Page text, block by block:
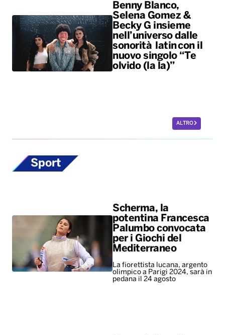
Benny Blanco,
Selena Gomez &
Becky G insieme
nell’universo dalle
sonorità latin con il
nuovo singolo “Te
olvido (la la)”
ALTRO
Sport
Scherma, la
potentina Francesca
Palumbo convocata
per i Giochi del
Mediterraneo
La fiorettista lucana, argento
olimpico a Parigi 2024, sarà in
pedana il 24 agosto